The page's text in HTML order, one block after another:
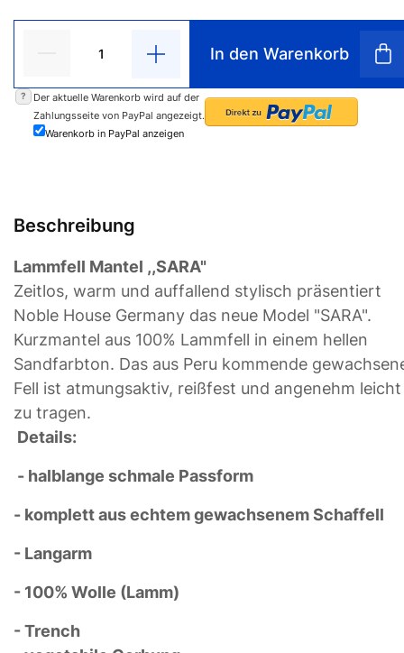
In den Warenkorb
?
Der aktuelle Warenkorb wird auf der
Zahlungsseite von PayPal angezeigt.
Warenkorb in PayPal anzeigen
Beschreibung
Lammfell Mantel ,,SARA"
Zeitlos, warm und auffallend stylisch präsentiert
Noble House Germany das neue Model "SARA".
Kurzmantel aus 100% Lammfell in einem hellen
Sandfarbton. Das aus Peru kommende
Fell ist atmungsaktiv, reißfest und angenehm leicht
zu tragen.
Details:
- halblange schmale Passform
- komplett aus echtem gewachsenem Schaffell
- Langarm
- 100% Wolle (Lamm)
- Trench